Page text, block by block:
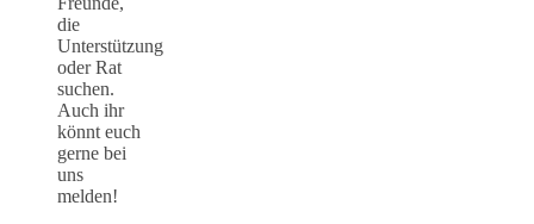
die
Unterstützung
oder Rat
suchen.
Auch ihr
könnt euch
gerne bei
uns
melden!